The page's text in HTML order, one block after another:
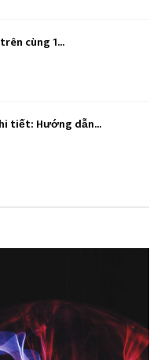
cùng 1...
tiết: Hướng dẫn...